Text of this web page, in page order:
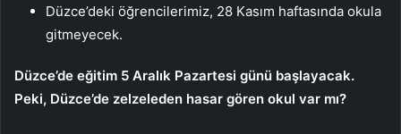
Düzce’deki öğrencilerimiz, 28 Kasım haftasında okula
gitmeyecek.
Düzce’de eğitim 5 Aralık Pazartesi günü başlayacak.
Peki, Düzce’de zelzeleden hasar gören okul var mı?